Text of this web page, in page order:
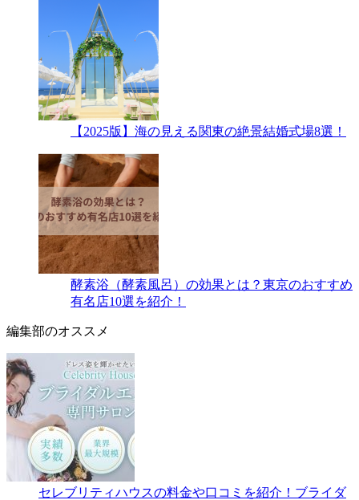
【2025版】海の見える関東の絶景結婚式場8選！
酵素浴（酵素風呂）の効果とは？東京のおすすめ
有名店10選を紹介！
編集部のオススメ
セレブリティハウスの料金や口コミを紹介！ブライダ